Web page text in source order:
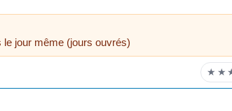
jour même (jours ouvrés)